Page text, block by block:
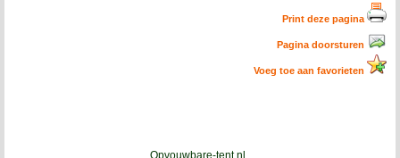
Print deze pagina
Pagina doorsturen
Voeg toe aan favorieten